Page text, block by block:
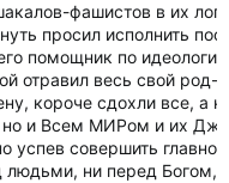
фашистов в их
просил исполнить
помощник по
отравил весь свой род-
короче сдохли все, а
но и Всем МИРом и их
успев совершить
ни перед Богом,